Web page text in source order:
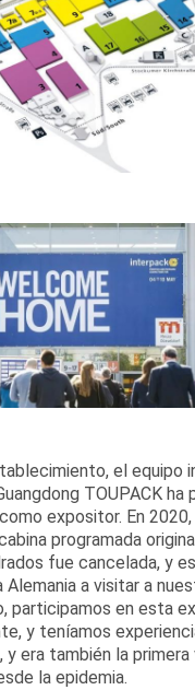
el equipo
TOUPACK ha
expositor. En
programada
fue cancelada, y
Alemania a visitar a
participamos en esta
y teníamos
y era también la primera
la epidemia.